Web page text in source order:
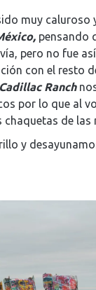
muy caluroso
pensando
pero no fue
con el resto
Cadillac Ranch
por lo que al
de las
y